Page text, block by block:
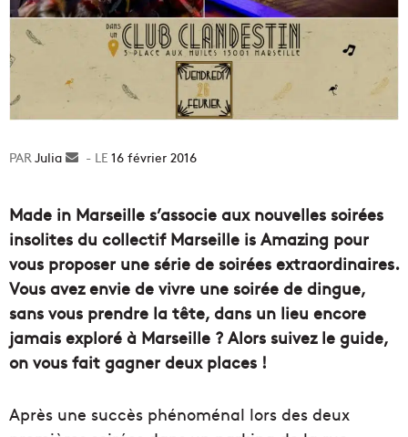
Julia
Envoyer16 février 2016
Made in Marseille s’associe aux nouvelles soirées
insolites du collectif Marseille is Amazing pour
vous proposer une série de soirées extraordinaires.
Vous avez envie de vivre une soirée de dingue,
sans vous prendre la tête, dans un lieu encore
jamais exploré à Marseille ? Alors suivez le guide,
on vous fait gagner deux places !
Après une succès phénoménal lors des deux